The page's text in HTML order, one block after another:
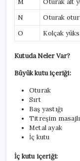
M
Oturak alt
N
Oturak
O
Kolçak
Kutuda Neler Var?
Büyük kutu içeriği:
Oturak
Sırt
Baş yastığı
Titreşim masajlı
Metal ayak
İç kutu
İç kutu içeriği: